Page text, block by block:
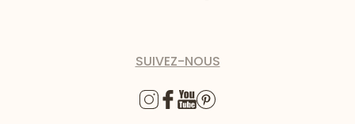
SUIVEZ-NOUS